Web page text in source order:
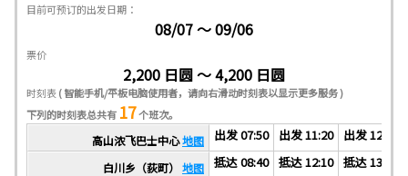
目前可预订的出发日期：
08/07 ～ 09/06
票价
2,200 日圆 ～ 4,200 日圆
时刻表( 智能手机/平板电脑使用者，请向右滑动时刻表以显示更多服务 )
下列的时刻表总共有 17个班次。
高山浓飞巴士中心地图 出发 07:50 出发 11:20 出发 12:50
白川乡（荻町） 地图 抵达 08:40 抵达 12:10 抵达 13:40